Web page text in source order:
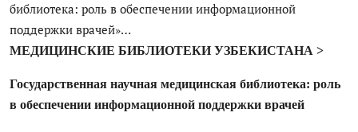
библиотека: роль в обеспечении информационной
поддержки врачей»…
МЕДИЦИНСКИЕ БИБЛИОТЕКИ УЗБЕКИСТАНА >
Государственная научная медицинская библиотека: роль
в обеспечении информационной поддержки врачей